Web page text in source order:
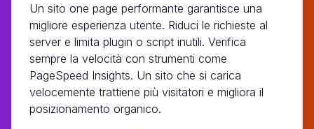
Un sito one page performante garantisce una
migliore esperienza utente. Riduci le richieste al
server e limita plugin o script inutili. Verifica
sempre la velocità con strumenti come
PageSpeed Insights. Un sito che si carica
velocemente trattiene più visitatori e migliora il
posizionamento organico.